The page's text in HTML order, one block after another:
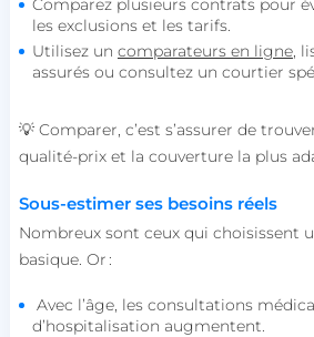
Comparez plusieurs contrats pour
les exclusions et les tarifs.
Utilisez un comparateurs en ligne,
assurés ou consultez un courtier
💡 Comparer, c’est s’assurer de
qualité-prix et la couverture la plus
Sous-estimer ses besoins réels
Nombreux sont ceux qui choisissent
basique. Or :
Avec l’âge, les consultations
d’hospitalisation augmentent.
correctement sans les cookies
nécessaires.
Nom
lccst
lccid